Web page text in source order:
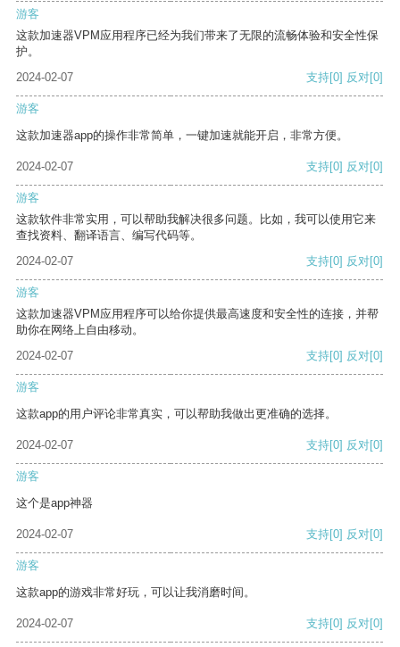
游客
这款加速器VPM应用程序已经为我们带来了无限的流畅体验和安全性保
护。
2024-02-07
支持[0] 反对[0]
游客
这款加速器app的操作非常简单，一键加速就能开启，非常方便。
2024-02-07 支持[0] 反对[0]
游客
这款软件非常实用，可以帮助我解决很多问题。比如，我可以使用它来
查找资料、翻译语言、编写代码等。
2024-02-07
支持[0] 反对[0]
游客
这款加速器VPM应用程序可以给你提供最高速度和安全性的连接，并帮
助你在网络上自由移动。
2024-02-07
支持[0] 反对[0]
游客
这款app的用户评论非常真实，可以帮助我做出更准确的选择。
2024-02-07 支持[0] 反对[0]
游客
这个是app神器
2024-02-07 支持[0] 反对[0]
游客
这款app的游戏非常好玩，可以让我消磨时间。
2024-02-07 支持[0] 反对[0]